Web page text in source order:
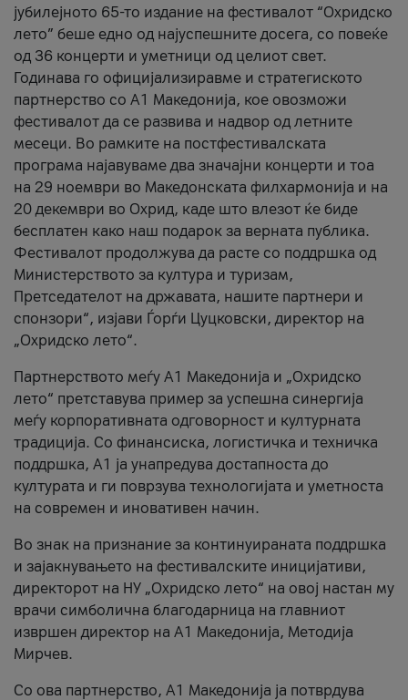
јубилејното 65-то издание на фестивалот “Охридско
лето” беше едно од најуспешните досега, со повеќе
од 36 концерти и уметници од целиот свет.
Годинава го официјализиравме и стратегиското
партнерство со А1 Македонија, кое овозможи
фестивалот да се развива и надвор од летните
месеци. Во рамките на постфестивалската
програма најавуваме два значајни концерти и тоа
на 29 ноември во Македонската филхармонија и на
20 декември во Охрид, каде што влезот ќе биде
бесплатен како наш подарок за верната публика.
Фестивалот продолжува да расте со поддршка од
Министерството за култура и туризам,
Претседателот на државата, нашите партнери и
спонзори“, изјави Ѓорѓи Цуцковски, директор на
„Охридско лето“.
Партнерството меѓу A1 Македонија и „Охридско
лето“ претставува пример за успешна синергија
меѓу корпоративната одговорност и културната
традиција. Со финансиска, логистичка и техничка
поддршка, A1 ја унапредува достапноста до
културата и ги поврзува технологијата и уметноста
на современ и иновативен начин.
Во знак на признание за континуираната поддршка
и зајакнувањето на фестивалските иницијативи,
директорот на НУ „Охридско лето“ на овој настан му
врачи симболична благодарница на главниот
извршен директор на A1 Македонија, Методија
Мирчев.
Со ова партнерство, A1 Македонија ја потврдува